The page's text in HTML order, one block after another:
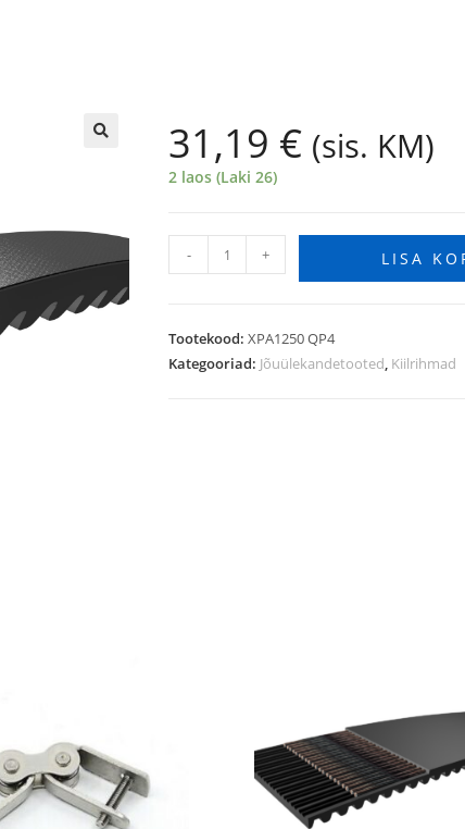
31,19 € (sis. KM)
2 laos (Laki 26)
- + LISA
Tootekood:XPA1250 QP4
Kategooriad: Jõuülekandetooted, Kiilrihmad